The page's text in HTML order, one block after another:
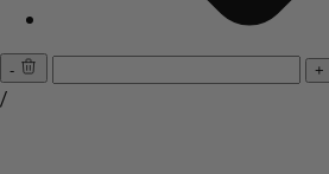
- +
/